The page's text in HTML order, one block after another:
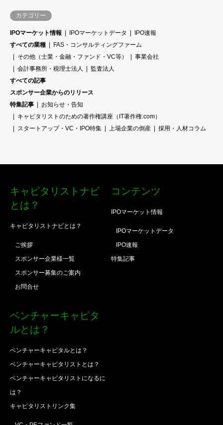
カテゴリー
IPOマーケット情報 IPOマーケットデータ
IPO速報
すべての業種
FAS・コンサルティングファーム
その他（士業・金融・ファンド・VC等）
事業会社
会計事務所・税理士法人
監査法人
すべての記事
スポンサー企業からのリリース
特集記事
お知らせ・告知
キャピタリストのための著作権講座（IT著作権.com）
スタートアップ・VC・IPO特集
上場企業の倒産 採用・人材コラム
キャピタリストナビ
とは？
キャピタリストナビとは？
ご挨拶
スポンサー企業様一覧
スポンサー募集のご案内
お問合せ
コンテンツ
IPOマーケット情報
IPOマーケットデータ
IPO速報
特集記事
ベンチャーキャピタ
ルとは？
ベンチャーキャピタルとは？
ベンチャーキャピタリストとは？
ベンチャーキャピタリストになるに
は？
キャピタリストリンク集